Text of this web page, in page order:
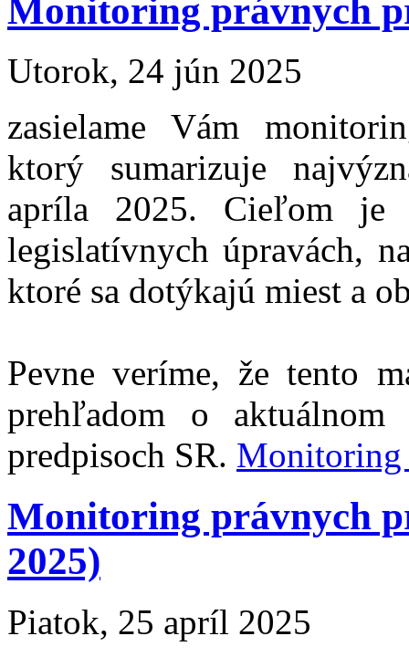
Monitoring právnych
Utorok, 24 jún 2025
zasielame Vám
ktorý sumarizuje
apríla 2025. Cieľom je
legislatívnych úpravách,
ktoré sa dotýkajú miest a
Pevne veríme, že tento
prehľadom o
predpisoch SR. Monitoring
Monitoring právnych
2025)
Piatok, 25 apríl 2025